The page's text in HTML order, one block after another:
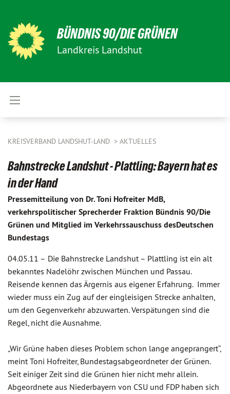
BÜNDNIS 90/DIE GRÜNEN
Landkreis Landshut
KREISVERBAND LANDSHUT-LAND AKTUELLES
Bahnstrecke Landshut - Plattling: Bayern hat es
in der Hand
Pressemitteilung von Dr. Toni Hofreiter MdB,
verkehrspolitischer Sprecherder Fraktion Bündnis 90/Die
Grünen und Mitglied im Verkehrssauschuss desDeutschen
Bundestags
04.05.11 – Die Bahnstrecke Landshut – Plattling ist ein alt
bekanntes Nadelöhr zwischen München und Passau.
Reisende kennen das Ärgernis aus eigener Erfahrung. Immer
wieder muss ein Zug auf der eingleisigen Strecke anhalten,
um den Gegenverkehr abzuwarten. Verspätungen sind die
Regel, nicht die Ausnahme.
„Wir Grüne haben dieses Problem schon lange angeprangert“,
meint Toni Hofreiter, Bundestagsabgeordneter der Grünen.
Seit einiger Zeit sind die Grünen hier nicht mehr allein.
Abgeordnete aus Niederbayern von CSU und FDP haben sich